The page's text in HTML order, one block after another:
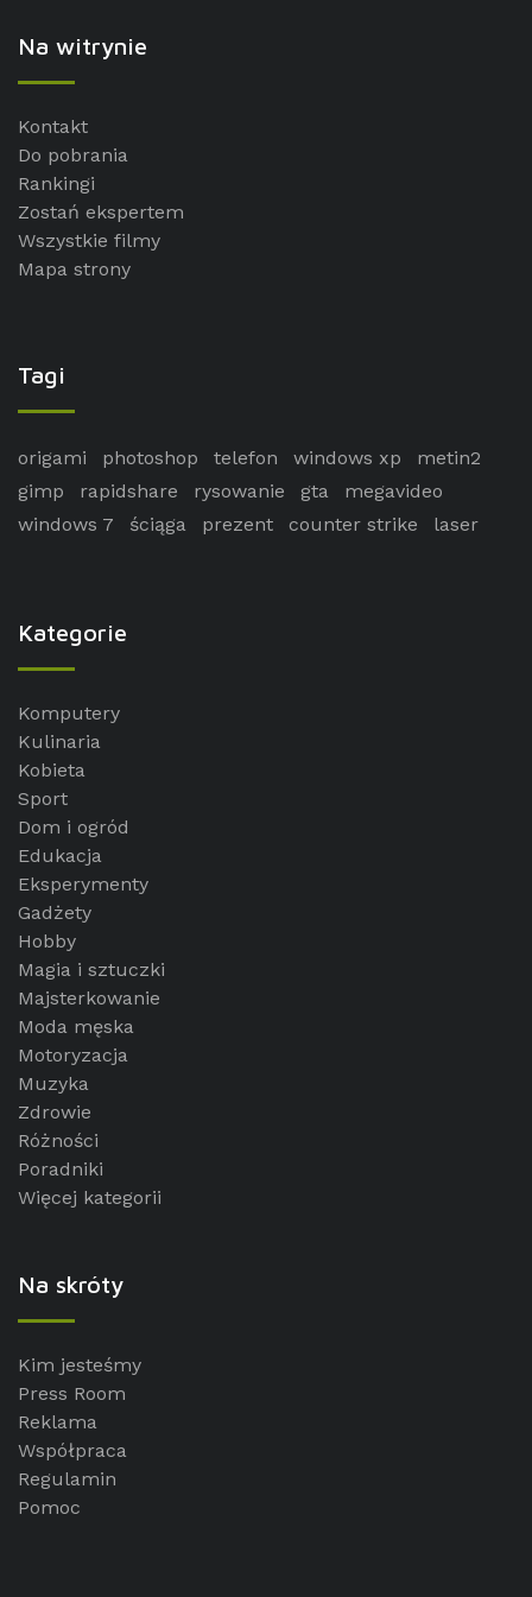
Na witrynie
Kontakt
Do pobrania
Rankingi
Zostań ekspertem
Wszystkie filmy
Mapa strony
Tagi
origami photoshop telefon windows xp
metin2
gimp
rapidshare rysowanie gta
megavideo
windows 7
ściąga prezent counter strike laser
Kategorie
Komputery
Kulinaria
Kobieta
Sport
Dom i ogród
Edukacja
Eksperymenty
Gadżety
Hobby
Magia i sztuczki
Majsterkowanie
Moda męska
Motoryzacja
Muzyka
Zdrowie
Różności
Poradniki
Więcej kategorii
Na skróty
Kim jesteśmy
Press Room
Reklama
Współpraca
Regulamin
Pomoc